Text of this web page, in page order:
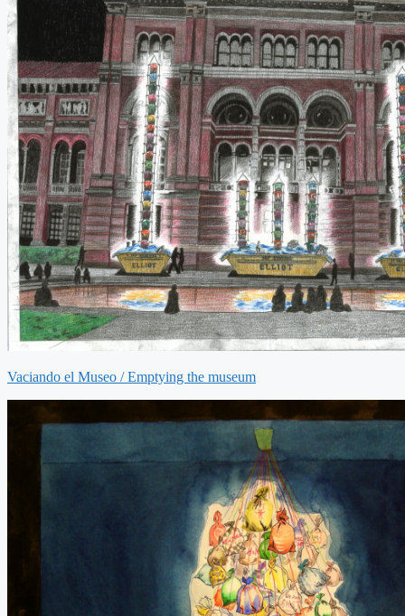
Vaciando el Museo / Emptying the museum